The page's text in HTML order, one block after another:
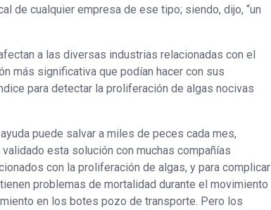
de cualquier empresa de ese tipo; siendo, dijo, “un
a las diversas industrias relacionadas con el
más significativa que podían hacer con sus
para detectar la proliferación de algas nocivas
puede salvar a miles de peces cada mes,
esta solución con muchas compañías
con la proliferación de algas, y para complicar
problemas de mortalidad durante el movimiento
en los botes pozo de transporte. Pero los